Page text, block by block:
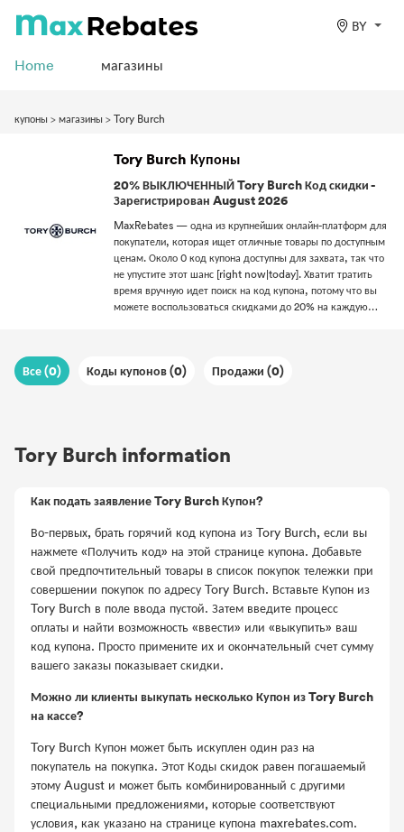
BY
Home магазины
купоны >магазины >Tory Burch
Tory Burch Купоны
20% ВЫКЛЮЧЕННЫЙ Tory Burch Код скидки -
Зарегистрирован August 2026
MaxRebates — одна из крупнейших онлайн-платформ для
покупатели, которая ищет отличные товары по доступным
ценам. Около 0 код купона доступны для захвата, так что
не упустите этот шанс [right now|today]. Хватит тратить
время вручную идет поиск на код купона, потому что вы
можете воспользоваться скидками до 20% на каждую
Интернете, как раньше, потому что MaxRebates — ваш
Все (0) Коды купонов (0) Продажи (0)
Tory Burch information
Как подать заявление Tory Burch Купон?
Во-первых, брать горячий код купона из Tory Burch, если вы
нажмете «Получить код» на этой странице купона. Добавьте
свой предпочтительный товары в список покупок тележки при
совершении покупок по адресу Tory Burch. Вставьте Купон из
Tory Burch в поле ввода пустой. Затем введите процесс
оплаты и найти возможность «ввести» или «выкупить» ваш
код купона. Просто примените их и окончательный счет сумму
вашего заказы показывает скидки.
Можно ли клиенты выкупать несколько Купон из Tory Burch
на кассе?
Tory Burch Купон может быть искуплен один раз на
покупатель на покупка. Этот Коды скидок равен погашаемый
этому August и может быть комбинированный с другими
специальными предложениями, которые соответствуют
условия, как указано на странице купона maxrebates.com.